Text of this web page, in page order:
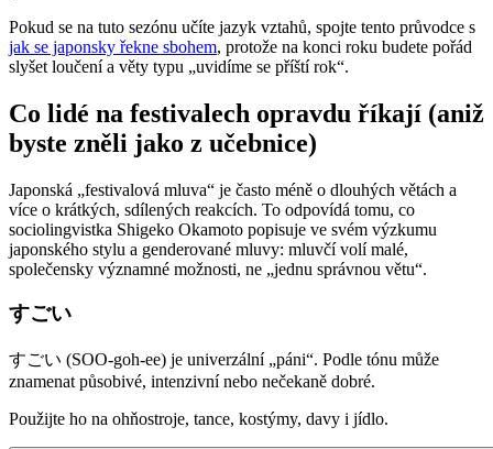
Pokud se na tuto sezónu učíte jazyk vztahů, spojte tento průvodce s
jak se japonsky řekne sbohem, protože na konci roku budete pořád
slyšet loučení a věty typu „uvidíme se příští rok“.
Co lidé na festivalech opravdu říkají (aniž
byste zněli jako z učebnice)
Japonská „festivalová mluva“ je často méně o dlouhých větách a
více o krátkých, sdílených reakcích. To odpovídá tomu, co
sociolingvistka Shigeko Okamoto popisuje ve svém výzkumu
japonského stylu a genderované mluvy: mluvčí volí malé,
společensky významné možnosti, ne „jednu správnou větu“.
すごい
すごい (SOO-goh-ee) je univerzální „páni“. Podle tónu může
znamenat působivé, intenzivní nebo nečekaně dobré.
Použijte ho na ohňostroje, tance, kostýmy, davy i jídlo.